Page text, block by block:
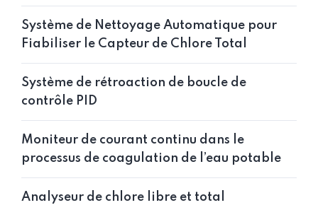
Système de Nettoyage Automatique pour
Fiabiliser le Capteur de Chlore Total
Système de rétroaction de boucle de
contrôle PID
Moniteur de courant continu dans le
processus de coagulation de l’eau potable
Analyseur de chlore libre et total